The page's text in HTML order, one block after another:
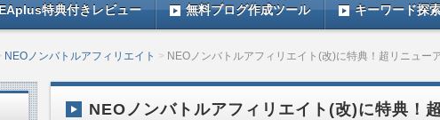
特典付きレビュー 無料ブログ作成ツール キーワード探
NEOノンバトルアフィリエイト NEOノンバトルアフィリエイト(改)に特典！超リニュー
NEOノンバトルアフィリエイト(改)に特典！